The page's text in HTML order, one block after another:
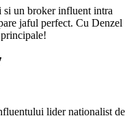
un broker influent intra
jaful perfect. Cu Denzel
lider naționalist de